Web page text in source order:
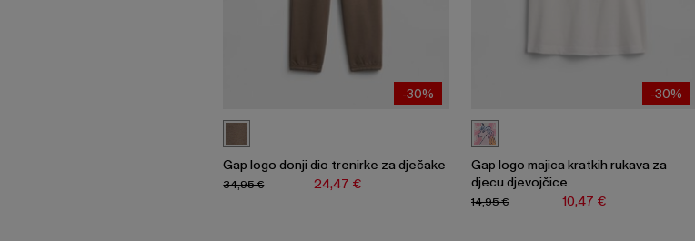
-30%
Gap logo donji dio trenirke za dječake
24,47 €
34,95 €
-30%
Gap logo majica kratkih rukava za
djecu djevojčice
10,47 €
14,95 €